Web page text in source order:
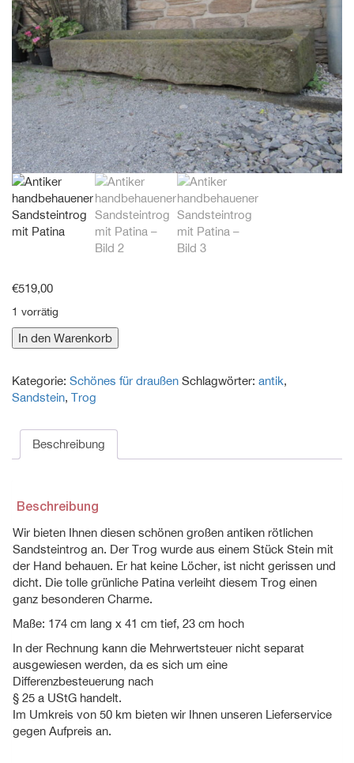
€519,00
1 vorrätig
Antiker
handbehauener
mit
Patina
In den Warenkorb
Kategorie: Schönes für draußen Schlagwörter: antik,
Sandstein, Trog
Beschreibung
Beschreibung
Wir bieten Ihnen diesen schönen großen antiken rötlichen
Sandsteintrog an. Der Trog wurde aus einem Stück Stein mit
der Hand behauen. Er hat keine Löcher, ist nicht gerissen und
dicht. Die tolle grünliche Patina verleiht diesem Trog einen
ganz besonderen Charme.
Maße: 174 cm lang x 41 cm tief, 23 cm hoch
In der Rechnung kann die Mehrwertsteuer nicht separat
ausgewiesen werden, da es sich um eine
Differenzbesteuerung nach
§ 25 a UStG handelt.
Im Umkreis von 50 km bieten wir Ihnen unseren Lieferservice
gegen Aufpreis an.